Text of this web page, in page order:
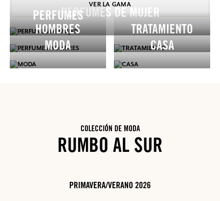
VER LA GAMA
PERFUMES DE MUJER
PERFUMES
HOMBRES
TRATAMIENTO
MODA
CASA
COLECCIÓN DE MODA
RUMBO AL SUR
PRIMAVERA/VERANO 2026